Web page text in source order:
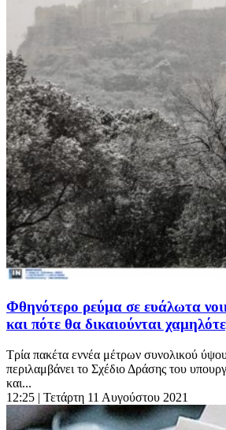
Φθηνότερο ρεύμα σε ευάλωτα
και πότε θα δικαιούνται
Τρία πακέτα εννέα μέτρων συνολικού
περιλαμβάνει το Σχέδιο Δράσης του
και...
12:25 | Τετάρτη 11 Αυγούστου 2021